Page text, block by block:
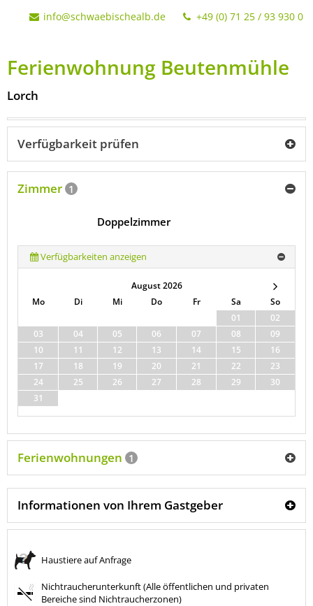
info@schwaebischealb.de +49 (0) 71 25 / 93 930 0
Ferienwohnung Beutenmühle
Lorch
Verfügbarkeit prüfen
Zimmer 1
Doppelzimmer
Verfügbarkeiten anzeigen
August 2026
Mo
Di Mi Do Fr Sa
So
01
02
03
04 05 06 07 08
09
10
11 12 13 14 15
16
17
18 19 20 21 22
23
24
25 26 27 28 29
30
31
Ferienwohnungen 1
Informationen von Ihrem Gastgeber
Haustiere auf Anfrage
Nichtraucherunterkunft (Alle öffentlichen und privaten
Bereiche sind Nichtraucherzonen)